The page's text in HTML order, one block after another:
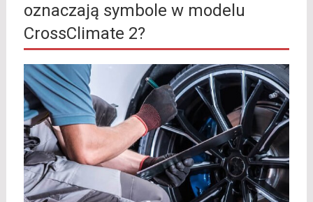
oznaczają symbole w modelu
CrossClimate 2?